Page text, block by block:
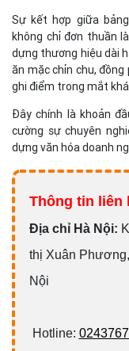
Sự kết hợp giữa
không chỉ đơn thuần
dựng thương hiệu dài
ăn mặc chỉn chu,
ghi điểm trong mắt
Đây chính là khoản
cường sự chuyên
dựng văn hóa doanh
Thông tin liên
Địa chỉ Hà Nội:
thị Xuân
Nội
Hotline: